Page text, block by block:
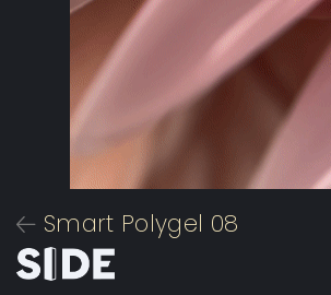
Smart Polygel 08